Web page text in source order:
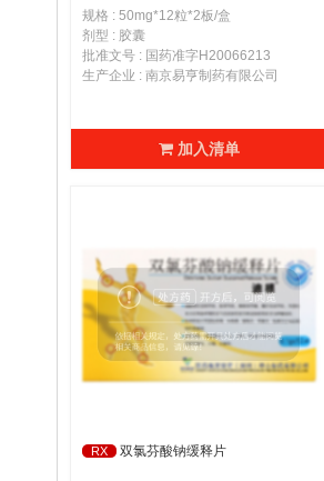
规格 : 50mg*12粒*2板/盒
剂型 : 胶囊
批准文号 : 国药准字H20066213
生产企业 : 南京易亨制药有限公司
加入清单
RX 双氯芬酸钠缓释片